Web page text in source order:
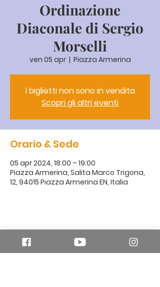
Ordinazione
Diaconale di Sergio
Morselli
ven 05 apr
  |
Piazza Armerina
I biglietti non sono in vendita
Scopri gli altri eventi
Orario & Sede
05 apr 2024, 18:00 – 19:00
Piazza Armerina, Salita Marco Trigona,
12, 94015 Piazza Armerina EN, Italia